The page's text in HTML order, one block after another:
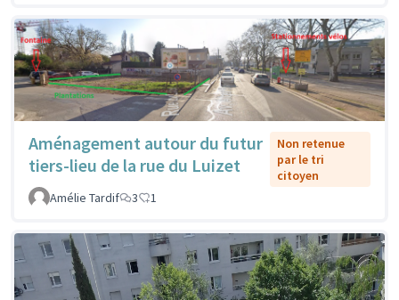
Aménagement autour du futur
tiers-lieu de la rue du Luizet
Non retenue
par le tri
citoyen
Amélie Tardif
3 1